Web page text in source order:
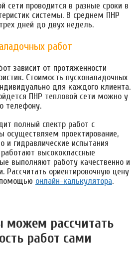
сети проводится в разные сроки в
системы. В среднем ПНР
дней до двух недель.
работ
зависит от протяженности
Стоимость пусконаладочных
для каждого клиента.
ПНР тепловой сети можно у
телефону.
полный спектр работ с
проектирование,
и гидравлические испытания
высококлассные
выполняют работу качественно и
Рассчитать ориентировочную цену
онлайн-калькулятора.
расcчитать
работ сами